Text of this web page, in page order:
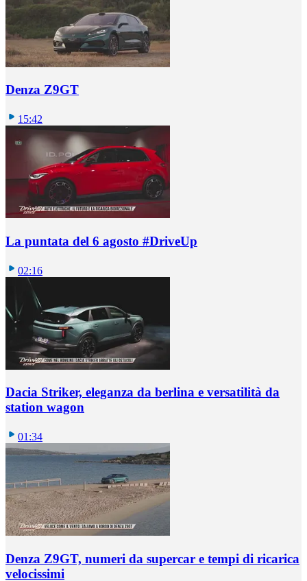
Denza Z9GT
15:42
La puntata del 6 agosto #DriveUp
02:16
Dacia Striker, eleganza da berlina e versatilità da
station wagon
01:34
Denza Z9GT, numeri da supercar e tempi di ricarica
velocissimi